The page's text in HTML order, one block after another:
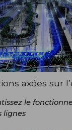
axées sur
le
lignes